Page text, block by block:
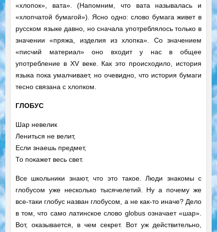
«хлопок», вата». (Напомним, что вата называлась и
«хлопчатой бумагой»). Ясно одно: слово бумага живет в
русском языке давно, но сначала употреблялось только в
значении «пряжа, изделия из хлопка». Со значением
«писчий материал» оно входит у нас в общее
употребление в XV веке. Как это происходило, история
языка пока умалчивает, но очевидно, что история бумаги
тесно связана с хлопком.
ГЛОБУС
Шар невелик
Лениться не велит,
Если знаешь предмет,
То покажет весь свет.
Все школьники знают, что это такое. Люди знакомы с
глобусом уже несколько тысячелетий. Ну а почему же
все-таки глобус назван глобусом, а не как-то иначе? Дело
в том, что само латинское слово globus означает «шар».
Вот, оказывается, в чем секрет. Вот уж действительно,